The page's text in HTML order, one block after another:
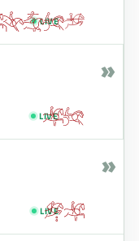
LIVE
LIVE
»
LIVE
»